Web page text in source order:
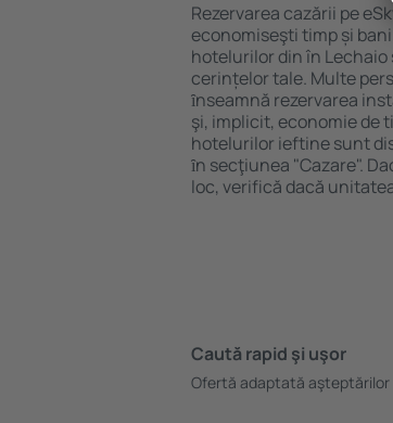
Rezervarea cazării pe
economiseşti timp și
hotelurilor din în Lechaio
cerințelor tale. Multe
ȋnseamnă rezervarea
şi, implicit, economie de
hotelurilor ieftine sunt
ȋn secţiunea "Cazare".
loc, verifică dacă
Caută rapid şi uşor
Ofertă adaptată aşteptărilor